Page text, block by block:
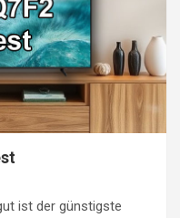
ist der günstigste